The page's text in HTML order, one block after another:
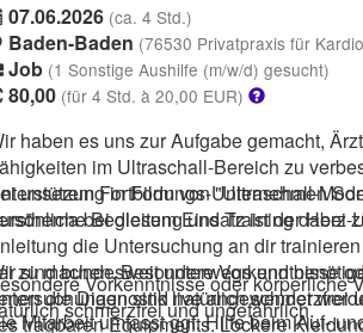
07.06.2026 (ca. 4 Std.)
Baden-Baden (76530 Privatpraxis für Kardiologie und
Job (1 Sonstige Aushilfe (m/w/d) gesucht)
80,00 (für 4 Std. à 20,00 EUR)
haben es uns zur Aufgabe gemacht,
im Ultraschall-Bereich zu verbessern. Wir sind bundesweit unterwegs und
in Form von "Ultraschall-
bei diesem Einsatz ist der
die Untersuchung an dir
Besondere Vorkenntnisse oder körperliche Voraussetzungen sind nicht notwendig! Die
sind natürlich schmerzfrei und ungefährlich. Die Mitarbeit
des tragbaren
unserem Fortbildungs-Unternehmen
Begleitung und Training dabei
sind bundesweit unterwegs und
die Diagnostik live angewendet
Vorkenntnisse oder körperliche
schmerzfrei und ungefährlich.
Mitarbeit umfasst ggf. Hilfe beim Auf-